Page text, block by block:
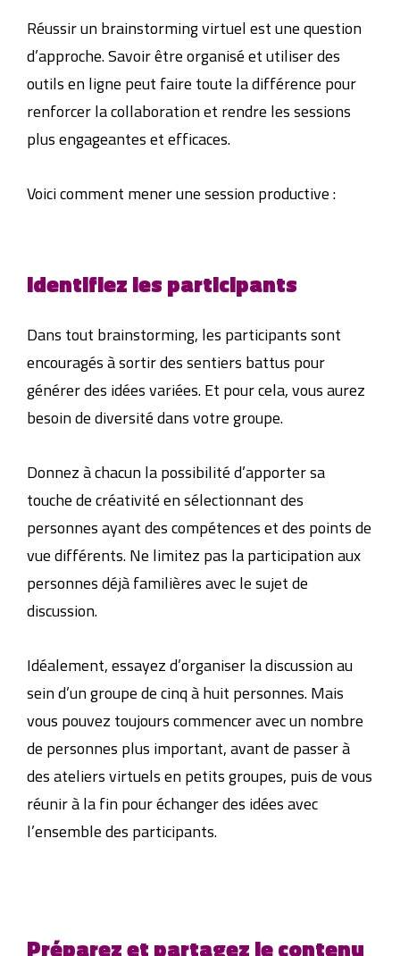
Réussir un brainstorming virtuel est une question
d’approche. Savoir être organisé et utiliser des
outils en ligne peut faire toute la différence pour
renforcer la collaboration et rendre les sessions
plus engageantes et efficaces.
Voici comment mener une session productive :
Identifiez les participants
Dans tout brainstorming, les participants sont
encouragés à sortir des sentiers battus pour
générer des idées variées. Et pour cela, vous aurez
besoin de diversité dans votre groupe.
Donnez à chacun la possibilité d’apporter sa
touche de créativité en sélectionnant des
personnes ayant des compétences et des points de
vue différents. Ne limitez pas la participation aux
personnes déjà familières avec le sujet de
discussion.
Idéalement, essayez d’organiser la discussion au
sein d’un groupe de cinq à huit personnes. Mais
vous pouvez toujours commencer avec un nombre
de personnes plus important, avant de passer à
des ateliers virtuels en petits groupes, puis de vous
réunir à la fin pour échanger des idées avec
l’ensemble des participants.
Préparez et partagez le contenu